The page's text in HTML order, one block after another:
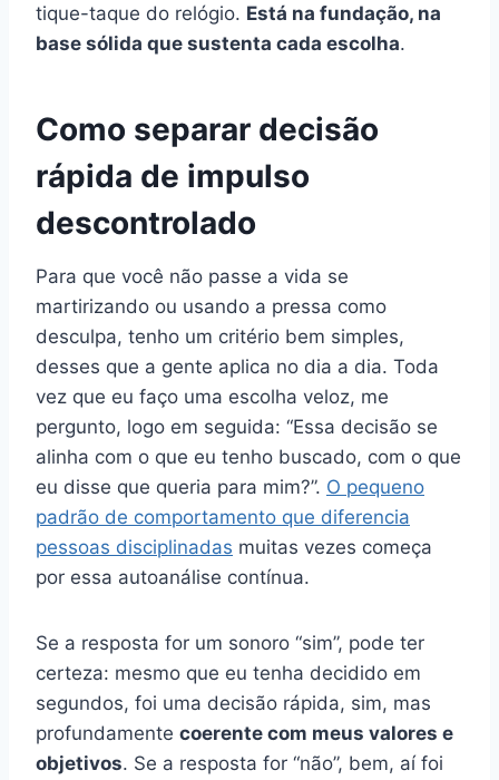
tique-taque do relógio. Está na fundação, na
base sólida que sustenta cada escolha.
Como separar decisão
rápida de impulso
descontrolado
Para que você não passe a vida se
martirizando ou usando a pressa como
desculpa, tenho um critério bem simples,
desses que a gente aplica no dia a dia. Toda
vez que eu faço uma escolha veloz, me
pergunto, logo em seguida: “Essa decisão se
alinha com o que eu tenho buscado, com o que
eu disse que queria para mim?”. O pequeno
padrão de comportamento que diferencia
pessoas disciplinadas muitas vezes começa
por essa autoanálise contínua.
Se a resposta for um sonoro “sim”, pode ter
certeza: mesmo que eu tenha decidido em
segundos, foi uma decisão rápida, sim, mas
profundamente coerente com meus valores e
objetivos. Se a resposta for “não”, bem, aí foi